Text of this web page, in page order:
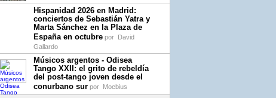
Hispanidad 2026 en Madrid:
conciertos de Sebastián Yatra y
Marta Sánchez en la Plaza de
España en octubre por David
Gallardo
Músicos argentos - Odisea
Tango XXII: el grito de rebeldía
del post-tango joven desde el
conurbano sur por Moebius